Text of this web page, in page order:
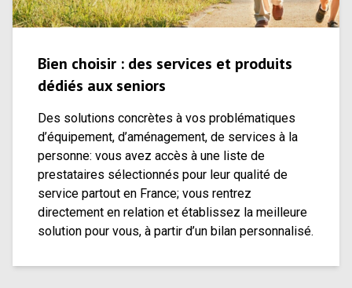
Bien choisir : des services et produits
dédiés aux seniors
Des solutions concrètes à vos problématiques
d’équipement, d’aménagement, de services à la
personne: vous avez accès à une liste de
prestataires sélectionnés pour leur qualité de
service partout en France; vous rentrez
directement en relation et établissez la meilleure
solution pour vous, à partir d’un bilan personnalisé.